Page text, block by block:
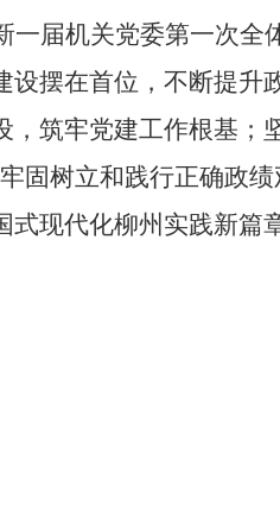
一届机关党委第一次全
设摆在首位，不断提
，筑牢党建工作根基；
固树立和践行正确政
式现代化柳州实践新篇